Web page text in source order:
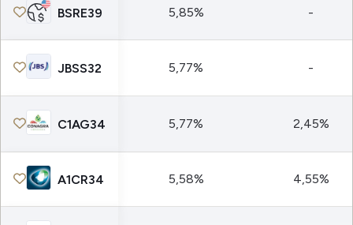
BSRE39 5,85% -
JBSS32 5,77% -
C1AG34 5,77% 2,45%
A1CR34 5,58% 4,55%